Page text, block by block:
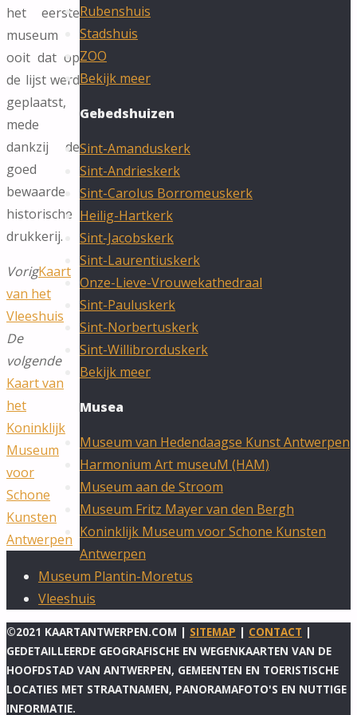
het eerste
museum
ooit dat op
de lijst werd
geplaatst,
mede
dankzij de
goed
bewaarde
historische
drukkerij.
VorigKaart
van het
Vleeshuis
De
volgende
Kaart van
het
Koninklijk
Museum
voor
Schone
Kunsten
Antwerpen
Rubenshuis
Stadshuis
ZOO
Bekijk meer
Gebedshuizen
Sint-Amanduskerk
Sint-Andrieskerk
Sint-Carolus Borromeuskerk
Heilig-Hartkerk
Sint-Jacobskerk
Sint-Laurentiuskerk
Onze-Lieve-Vrouwekathedraal
Sint-Pauluskerk
Sint-Norbertuskerk
Sint-Willibrorduskerk
Bekijk meer
Musea
Museum van Hedendaagse Kunst Antwerpen
Harmonium Art museuM (HAM)
Museum aan de Stroom
Museum Fritz Mayer van den Bergh
Koninklijk Museum voor Schone Kunsten
Antwerpen
Museum Plantin-Moretus
Vleeshuis
©2021 KAARTANTWERPEN.COM | SITEMAP | CONTACT |
GEDETAILLEERDE GEOGRAFISCHE EN WEGENKAARTEN VAN DE
HOOFDSTAD VAN ANTWERPEN, GEMEENTEN EN TOERISTISCHE
LOCATIES MET STRAATNAMEN, PANORAMAFOTO'S EN NUTTIGE
INFORMATIE.